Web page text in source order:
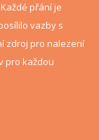
přání je
vazby s
zdroj pro nalezení
pro každou